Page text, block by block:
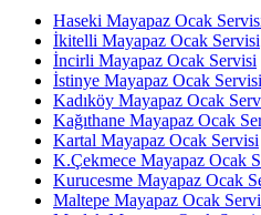
Haseki Mayapaz Ocak
İkitelli Mayapaz Ocak Servisi
İncirli Mayapaz Ocak Servisi
İstinye Mayapaz Ocak Servisi
Kadıköy Mayapaz Ocak
Kağıthane Mayapaz Ocak
Kartal Mayapaz Ocak Servisi
K.Çekmece Mayapaz Ocak
Kurucesme Mayapaz Ocak
Maltepe Mayapaz Ocak